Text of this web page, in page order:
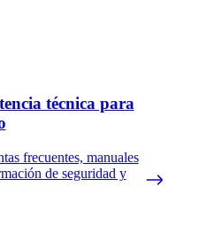
técnica para
frecuentes, manuales
de seguridad y